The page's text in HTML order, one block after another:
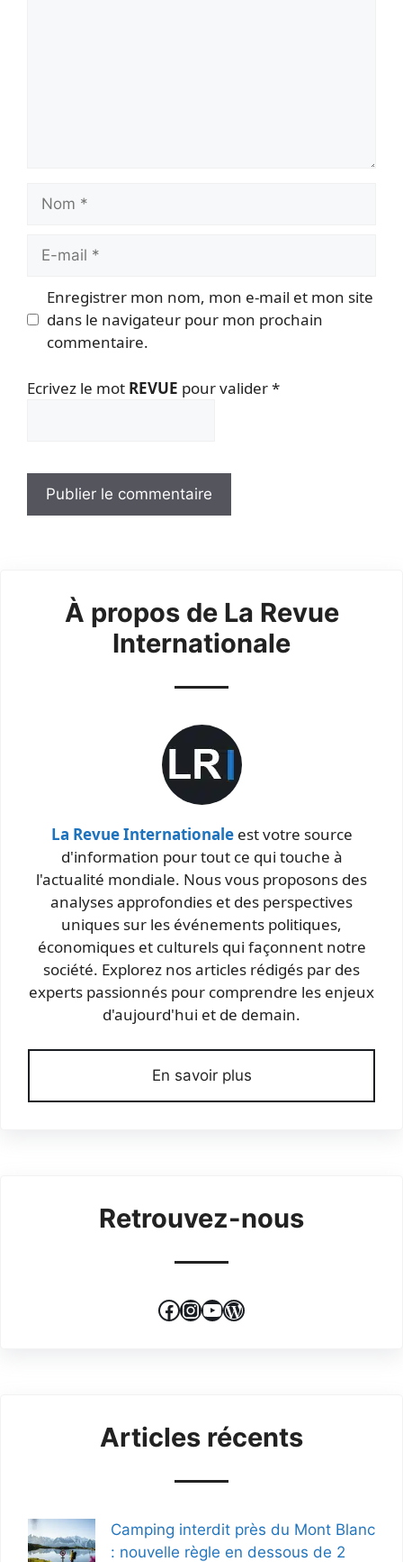
Nom
Enregistrer mon nom, mon e-mail et mon site
dans le navigateur pour mon prochain
commentaire.
Ecrivez le mot REVUE pour valider*
À propos de La Revue
Internationale
La Revue Internationaleest votre source
d'information pour tout ce qui touche à
l'actualité mondiale. Nous vous proposons des
analyses approfondies et des perspectives
uniques sur les événements politiques,
économiques et culturels qui façonnent notre
société. Explorez nos articles rédigés par des
experts passionnés pour comprendre les enjeux
d'aujourd'hui et de demain.
En savoir plus
Retrouvez-nous
Facebook
Instagram
YouTube
WordPress
Articles récents
Camping interdit près du Mont Blanc
: nouvelle règle en dessous de 2